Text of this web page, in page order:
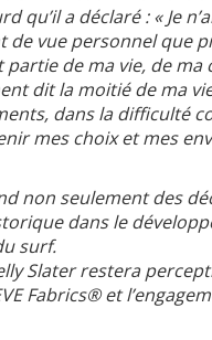
qu’il a déclaré : « Je
vue personnel que
de ma vie, de
dit la moitié de ma
dans la difficulté
mes choix et mes
non seulement des
dans le
surf.
Slater restera
Fabrics® et